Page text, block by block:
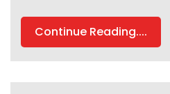
Continue Reading....